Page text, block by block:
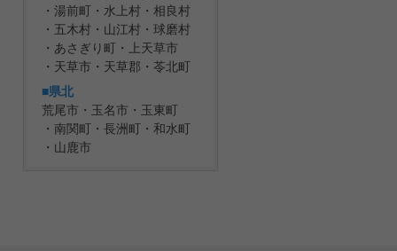
湯前町
水上村
相良村
五木村
山江村
球磨村
あさぎり町
上天草市
天草市
天草郡
苓北町
■県北
荒尾市
玉名市
玉東町
南関町
長洲町
和水町
山鹿市